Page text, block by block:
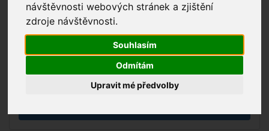
návštěvnosti webových stránek a zjištění
zdroje návštěvnosti.
Souhlasím
Odmítám
Upravit mé předvolby
Děkujeme za pochopení.
Výprodej